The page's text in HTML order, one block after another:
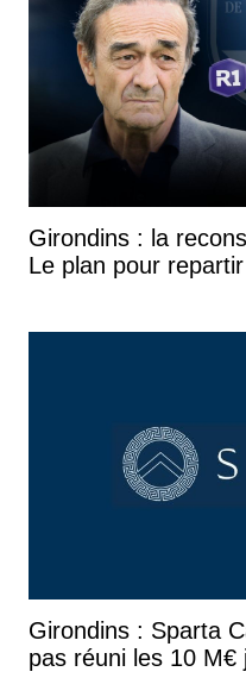
Girondins : la
Le plan pour
Girondins : Sparta
pas réuni les 10 M€